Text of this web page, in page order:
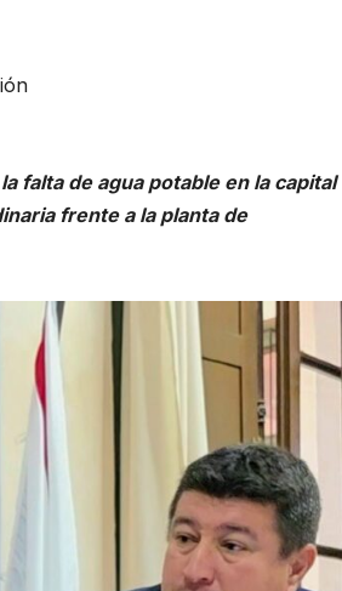
falta de agua potable en la capital
frente a la planta de